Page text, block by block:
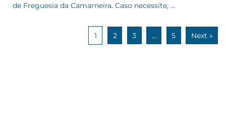
de Freguesia da Camarneira. Caso necessite, …
1 2 3 … 5 Next »